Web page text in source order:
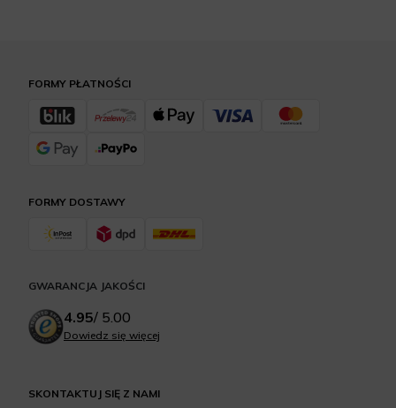
SKONTAKTUJ SIĘ Z NAMI
FORMY DOSTAWY
FORMY PŁATNOŚCI
GWARANCJA JAKOŚCI
4.95/ 5.00
Dowiedz się więcej